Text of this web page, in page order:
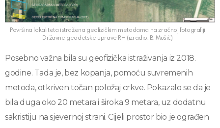
Površina lokaliteta istražena geofizičkim metodama na zračnoj fotografiji
Državne geodetske uprave RH (izradio: B. Mušič)
Posebno važna bila su geofizička istraživanja iz 2018.
godine. Tada je, bez kopanja, pomoću suvremenih
metoda, otkriven točan položaj crkve. Pokazalo se da je
bila duga oko 20 metara i široka 9 metara, uz dodatnu
sakristiju na sjevernoj strani. Cijeli prostor bio je ograđen